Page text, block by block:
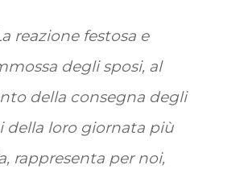
reazione festosa e
degli sposi, al
della consegna degli
della loro giornata più
rappresenta per noi,